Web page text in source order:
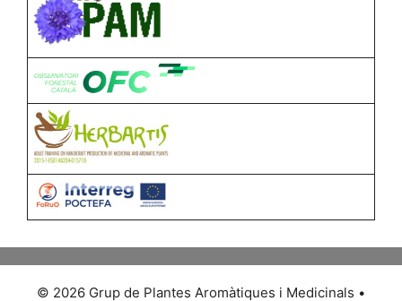
© 2026 Grup de Plantes Aromàtiques i Medicinals •